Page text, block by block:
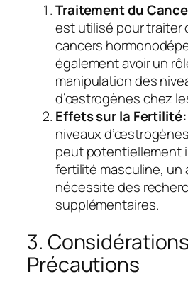
Traitement du
est utilisé pour traiter
cancers
également avoir un
manipulation des
d’œstrogènes chez
Effets sur la Fertilité:
niveaux
peut potentiellement
fertilité masculine, un
nécessite des
supplémentaires.
3.
Précautions